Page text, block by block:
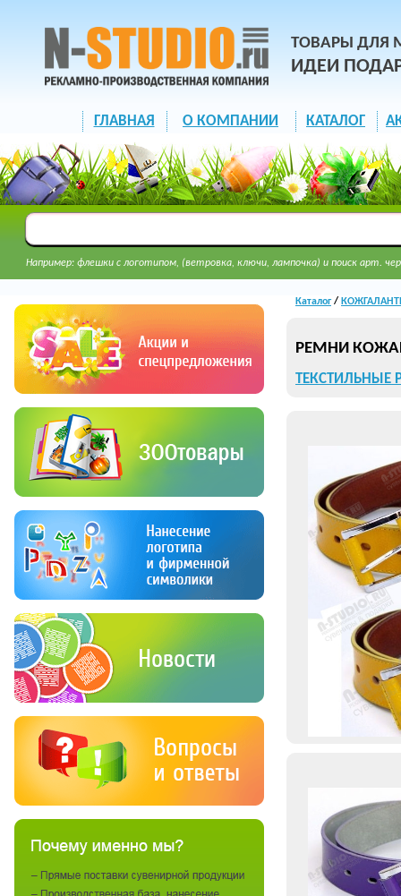
ТОВАРЫ ДЛЯ
ИДЕИ
ГЛАВНАЯ О КОМПАНИИ КАТАЛОГ
Например: флешки с логотипом, (ветровка, ключи, лампочка) и поиск арт.
Каталог/
РЕМНИ
ТЕКСТИЛЬНЫЕ